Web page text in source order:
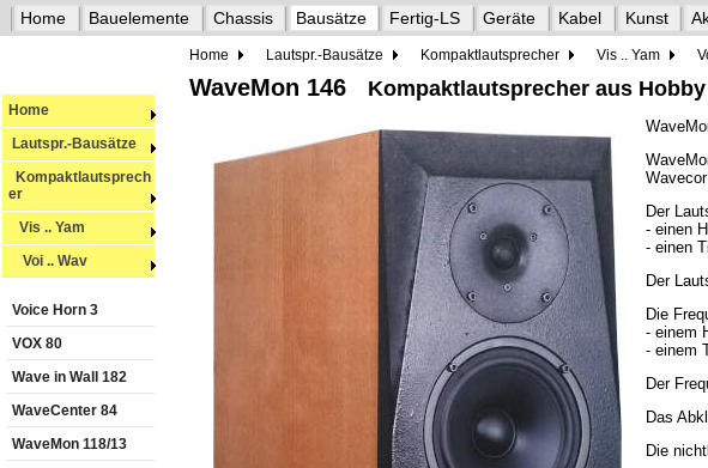
Home Bauelemente Chassis Bausätze Fertig-LS Geräte Kabel Kunst
Home Lautspr.-Bausätze Kompaktlautsprecher Vis .. Yam
Home
Lautspr.-Bausätze
Kompaktlautsprech
er
Vis .. Yam
Voi .. Wav
Voice Horn 3
VOX 80
Wave in Wall 182
WaveCenter 84
WaveMon 118/13
WaveMon 146 Kompaktlautsprecher aus
Der
- einen
- einen
Der
Die
- einem
- einem
Der
Das
Die